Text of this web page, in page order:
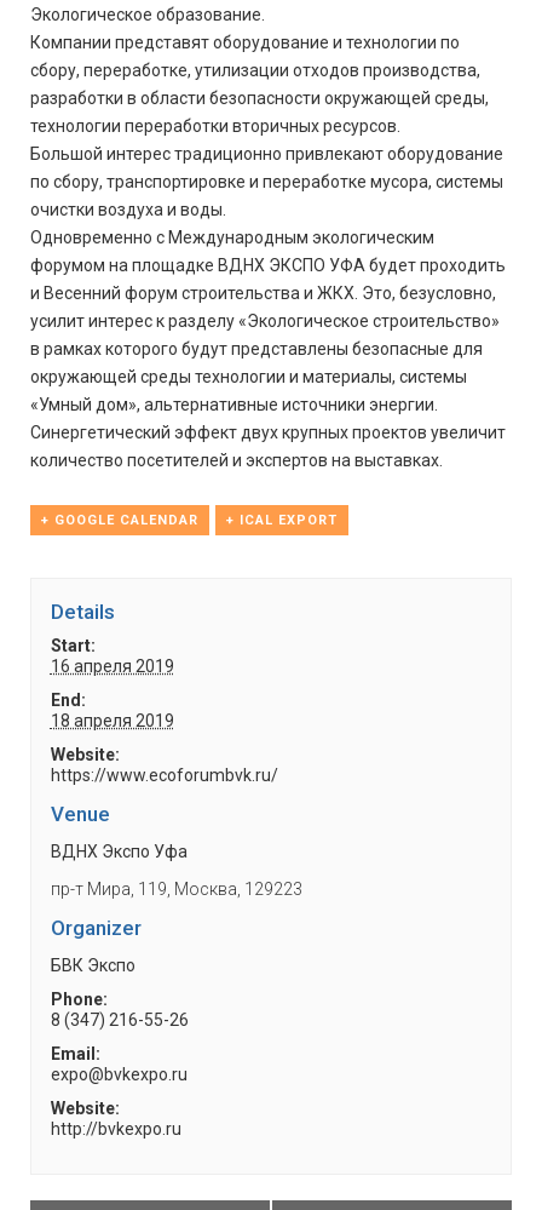
Экологическое образование.
Компании представят оборудование и технологии по
сбору, переработке, утилизации отходов производства,
разработки в области безопасности окружающей среды,
технологии переработки вторичных ресурсов.
Большой интерес традиционно привлекают оборудование
по сбору, транспортировке и переработке мусора, системы
очистки воздуха и воды.
Одновременно с Международным экологическим
форумом на площадке ВДНХ ЭКСПО УФА будет проходить
и Весенний форум строительства и ЖКХ. Это, безусловно,
усилит интерес к разделу «Экологическое строительство»
в рамках которого будут представлены безопасные для
окружающей среды технологии и материалы, системы
«Умный дом», альтернативные источники энергии.
Синергетический эффект двух крупных проектов увеличит
количество посетителей и экспертов на выставках.
+ GOOGLE CALENDAR + ICAL EXPORT
Details
Start:
16 апреля 2019
End:
18 апреля 2019
Website:
https://www.ecoforumbvk.ru/
Venue
ВДНХ Экспо Уфа
пр-т Мира, 119, Москва, 129223
Organizer
БВК Экспо
Phone:
8 (347) 216-55-26
Email:
expo@bvkexpo.ru
Website:
http://bvkexpo.ru